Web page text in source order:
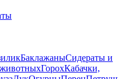
БаклажаныСидераты и
ГорохКабачки,